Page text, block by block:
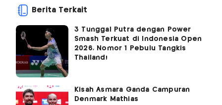
Berita Terkait
3 Tunggal Putra dengan Power
Smash Terkuat di Indonesia Open
2026, Nomor 1 Pebulu Tangkis
Thailand!
Kisah Asmara Ganda Campuran
Denmark Mathias